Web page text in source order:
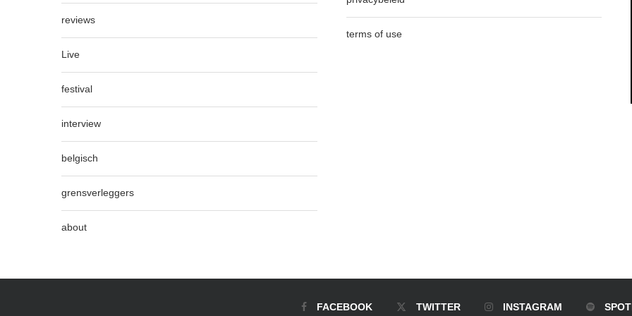
reviews
Live
festival
interview
belgisch
grensverleggers
about
terms of use
FACEBOOK TWITTER INSTAGRAM